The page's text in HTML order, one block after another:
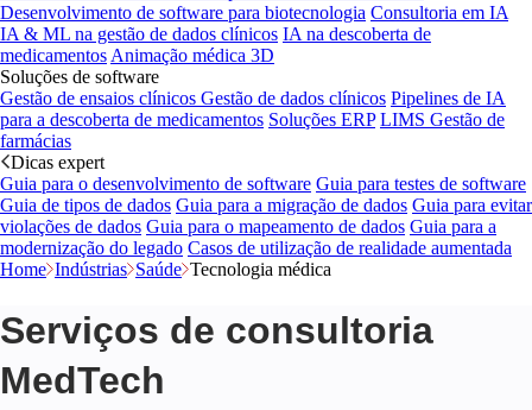
Desenvolvimento de software para biotecnologia Consultoria em IA
IA & ML na gestão de dados clínicos IA na descoberta de
medicamentos Animação médica 3D
Soluções de software
Gestão de ensaios clínicos Gestão de dados clínicos Pipelines de IA
para a descoberta de medicamentos Soluções ERP LIMS Gestão de
farmácias
Dicas expert
Guia para o desenvolvimento de software Guia para testes de software
Guia de tipos de dados Guia para a migração de dados Guia para evitar
violações de dados Guia para o mapeamento de dados Guia para a
modernização do legado Casos de utilização de realidade aumentada
Home Indústrias Saúde Tecnologia médica
Serviços de consultoria
MedTech